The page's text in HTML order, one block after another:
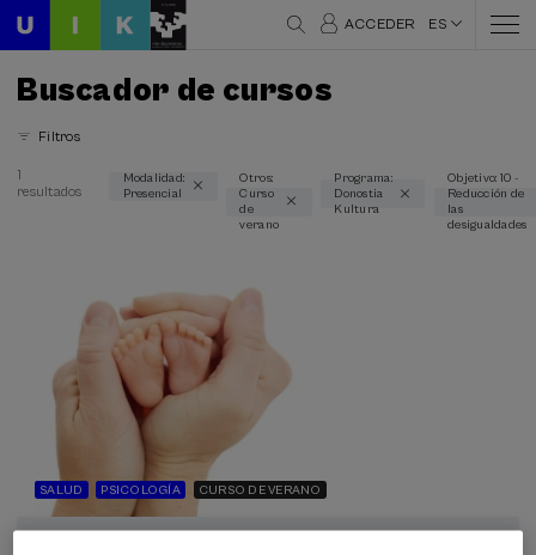
ACCEDER ES
Buscador de cursos
Filtros
Áreas temáticas
Modalidad
Presencial (1)
Tipo de actividad
Programas especiales
1
resultados
Modalidad:
Presencial
Otros:
Curso
de
verano
Programa:
Donostia
Kultura
Objetivo: 10 -
Reducción de
las
desigualdades
SALUD PSICOLOGÍA CURSO DE VERANO